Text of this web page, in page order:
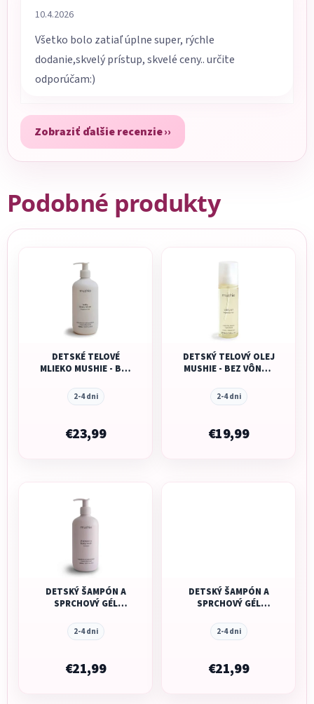
Hodnotenie obchodu je 5 z 5 hviezdičiek.
10.4.2026
Všetko bolo zatiaľ úplne super, rýchle
dodanie,skvelý prístup, skvelé ceny.. určite
odporúčam:)
Zobraziť ďalšie recenzie
Podobné produkty
DETSKÉ TELOVÉ
MLIEKO MUSHIE - BEZ
400ML
2-4 dni
€23,99
DETSKÝ TELOVÝ OLEJ
MUSHIE - BEZ VÔNE –
2-4 dni
€19,99
DETSKÝ ŠAMPÓN A
SPRCHOVÝ GÉL
COSMOS 400ML
2-4 dni
€21,99
DETSKÝ ŠAMPÓN A
SPRCHOVÝ GÉL
COSMOS 400ML
2-4 dni
€21,99